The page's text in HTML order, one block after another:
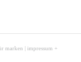
marken | impressum +